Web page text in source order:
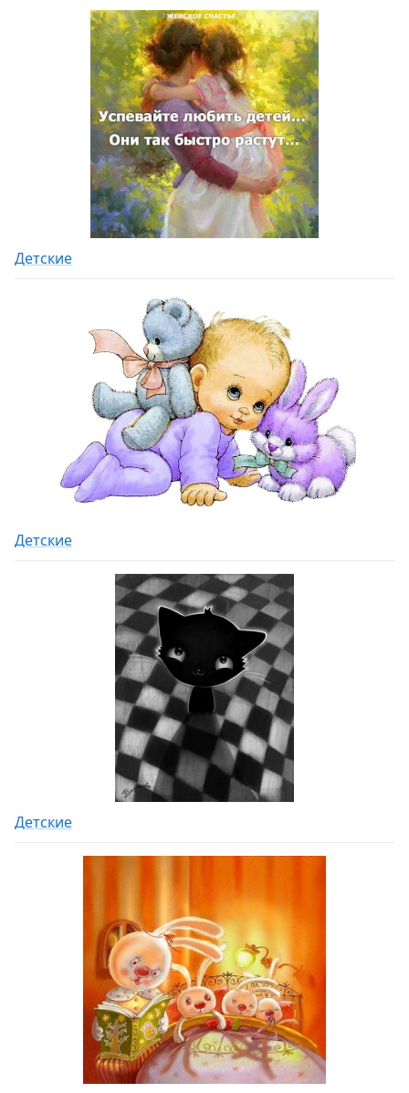
Детские
Детские
Детские